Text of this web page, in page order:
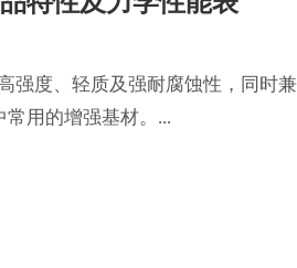
强度、轻质及强耐腐蚀性，同时
用的增强基材。...